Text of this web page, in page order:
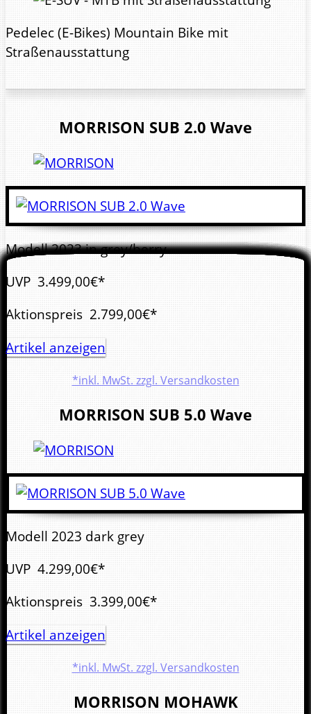
Pedelec (E-Bikes) Mountain Bike mit
Straßenausstattung
MORRISON SUB 2.0 Wave
Modell 2023 in grey/berry
UVP 3.499,00€*
Aktionspreis 2.799,00€*
Artikel anzeigen
*inkl. MwSt. zzgl. Versandkosten
MORRISON SUB 5.0 Wave
Modell 2023 dark grey
UVP 4.299,00€*
Aktionspreis 3.399,00€*
Artikel anzeigen
*inkl. MwSt. zzgl. Versandkosten
MORRISON MOHAWK